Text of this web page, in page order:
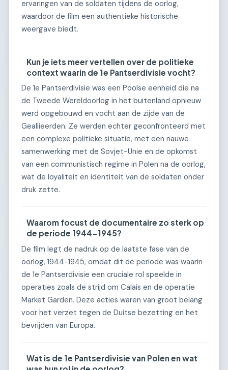
ervaringen van de soldaten tijdens de oorlog,
waardoor de film een authentieke historische
weergave biedt.
Kun je iets meer vertellen over de politieke
context waarin de 1e Pantserdivisie vocht?
De 1e Pantserdivisie was een Poolse eenheid die na
de Tweede Wereldoorlog in het buitenland opnieuw
werd opgebouwd en vocht aan de zijde van de
Geallieerden. Ze werden echter geconfronteerd met
een complexe politieke situatie, met een nauwe
samenwerking met de Sovjet-Unie en de opkomst
van een communistisch regime in Polen na de oorlog,
wat de loyaliteit en identiteit van de soldaten onder
druk zette.
Waarom focust de documentaire zo sterk op
de periode 1944-1945?
De film legt de nadruk op de laatste fase van de
oorlog, 1944-1945, omdat dit de periode was waarin
de 1e Pantserdivisie een cruciale rol speelde in
operaties zoals de strijd om Calais en de operatie
Market Garden. Deze acties waren van groot belang
voor het verzet tegen de Duitse bezetting en het
bevrijden van Europa.
Wat is de 1e Pantserdivisie van Polen en wat